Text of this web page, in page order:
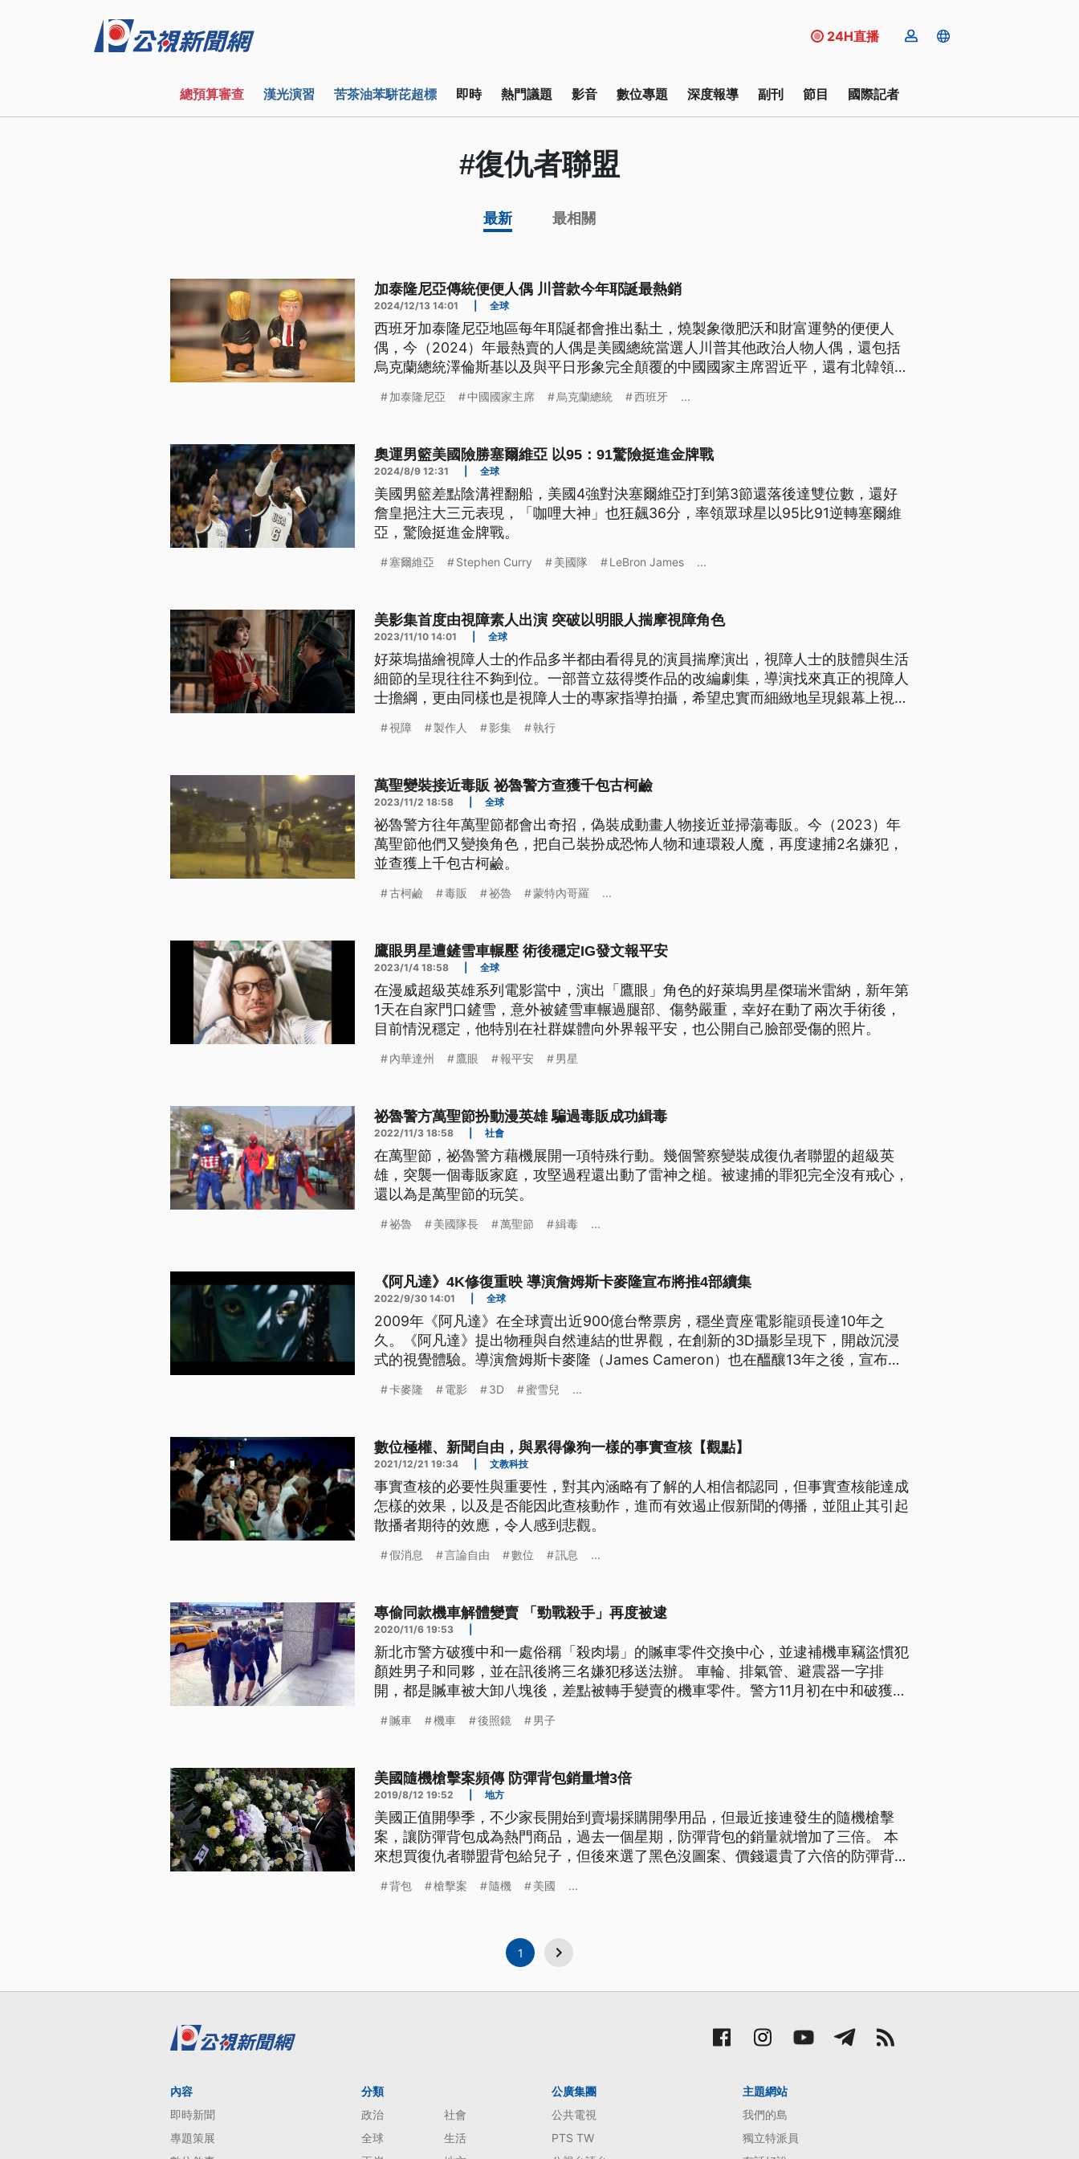
24H直播
總預算審查 漢光演習 苦茶油苯駢芘超標 即時 熱門議題 影音 數位專題 深度報導 副刊 節目 國際記者
#復仇者聯盟
最新 最相關
加泰隆尼亞傳統便便人偶 川普款今年耶誕最熱銷
2024/12/13 14:01 全球
西班牙加泰隆尼亞地區每年耶誕都會推出黏土，燒製象徵肥沃和財富運勢的便便人
偶，今（2024）年最熱賣的人偶是美國總統當選人川普其他政治人物人偶，還包括
烏克蘭總統澤倫斯基以及與平日形象完全顛覆的中國國家主席習近平，還有北韓領導
加泰隆尼亞 中國國家主席 烏克蘭總統 西班牙 ...
奧運男籃美國險勝塞爾維亞 以95：91驚險挺進金牌戰
2024/8/9 12:31 全球
美國男籃差點陰溝裡翻船，美國4強對決塞爾維亞打到第3節還落後達雙位數，還好
詹皇挹注大三元表現，「咖哩大神」也狂飆36分，率領眾球星以95比91逆轉塞爾維
亞，驚險挺進金牌戰。
塞爾維亞 Stephen Curry 美國隊 LeBron James ...
美影集首度由視障素人出演 突破以明眼人揣摩視障角色
2023/11/10 14:01 全球
好萊塢描繪視障人士的作品多半都由看得見的演員揣摩演出，視障人士的肢體與生活
細節的呈現往往不夠到位。一部普立茲得獎作品的改編劇集，導演找來真正的視障人
士擔綱，更由同樣也是視障人士的專家指導拍攝，希望忠實而細緻地呈現銀幕上視障
視障 製作人 影集 執行
萬聖變裝接近毒販 祕魯警方查獲千包古柯鹼
2023/11/2 18:58 全球
祕魯警方往年萬聖節都會出奇招，偽裝成動畫人物接近並掃蕩毒販。今（2023）年
萬聖節他們又變換角色，把自己裝扮成恐怖人物和連環殺人魔，再度逮捕2名嫌犯，
並查獲上千包古柯鹼。
古柯鹼 毒販 祕魯 蒙特內哥羅 ...
鷹眼男星遭鏟雪車輾壓 術後穩定IG發文報平安
2023/1/4 18:58 全球
在漫威超級英雄系列電影當中，演出「鷹眼」角色的好萊塢男星傑瑞米雷納，新年第
1天在自家門口鏟雪，意外被鏟雪車輾過腿部、傷勢嚴重，幸好在動了兩次手術後，
目前情況穩定，他特別在社群媒體向外界報平安，也公開自己臉部受傷的照片。
內華達州 鷹眼 報平安 男星
祕魯警方萬聖節扮動漫英雄 騙過毒販成功緝毒
2022/11/3 18:58 社會
在萬聖節，祕魯警方藉機展開一項特殊行動。幾個警察變裝成復仇者聯盟的超級英
雄，突襲一個毒販家庭，攻堅過程還出動了雷神之槌。被逮捕的罪犯完全沒有戒心，
還以為是萬聖節的玩笑。
祕魯 美國隊長 萬聖節 緝毒 ...
《阿凡達》4K修復重映 導演詹姆斯卡麥隆宣布將推4部續集
2022/9/30 14:01 全球
2009年《阿凡達》在全球賣出近900億台幣票房，穩坐賣座電影龍頭長達10年之
久。《阿凡達》提出物種與自然連結的世界觀，在創新的3D攝影呈現下，開啟沉浸
式的視覺體驗。導演詹姆斯卡麥隆（James Cameron）也在醞釀13年之後，宣布將
版本。
卡麥隆 電影 3D 蜜雪兒 ...
數位極權、新聞自由，與累得像狗一樣的事實查核【觀點】
2021/12/21 19:34 文教科技
事實查核的必要性與重要性，對其內涵略有了解的人相信都認同，但事實查核能達成
怎樣的效果，以及是否能因此查核動作，進而有效遏止假新聞的傳播，並阻止其引起
散播者期待的效應，令人感到悲觀。
假消息 言論自由 數位 訊息 ...
專偷同款機車解體變賣 「勁戰殺手」再度被逮
2020/11/6 19:53
新北市警方破獲中和一處俗稱「殺肉場」的贓車零件交換中心，並逮補機車竊盜慣犯
顏姓男子和同夥，並在訊後將三名嫌犯移送法辦。 車輪、排氣管、避震器一字排
開，都是贓車被大卸八塊後，差點被轉手變賣的機車零件。警方11月初在中和破獲俗
75台贓車差點被支解、販售。 三重分局偵查隊隊長鄭偉豪說明，「發現夜正半夜，
贓車 機車 後照鏡 男子
美國隨機槍擊案頻傳 防彈背包銷量增3倍
2019/8/12 19:52 地方
美國正值開學季，不少家長開始到賣場採購開學用品，但最近接連發生的隨機槍擊
案，讓防彈背包成為熱門商品，過去一個星期，防彈背包的銷量就增加了三倍。 本
來想買復仇者聯盟背包給兒子，但後來選了黑色沒圖案、價錢還貴了六倍的防彈背
願意花這麼多錢買(防彈背包)，我有那麼多錢嗎? 沒有，但我願意花更多時間去工
背包 槍擊案 隨機 美國 ...
1
內容
即時新聞
專題策展
分類
政治
社會
全球
生活
公廣集團
公共電視
PTS TW
主題網站
我們的島
獨立特派員